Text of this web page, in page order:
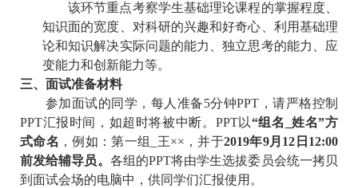
该环节重点考察学生基础理论课程的掌握程度、
知识面的宽度、对科研的兴趣和好奇心、利用基础理
论和知识解决实际问题的能力、独立思考的能力、应
变能力和创新能力等。
三、面试准备材料
参加面试的同学，每人准备5分钟PPT，请严格控制
PPT汇报时间，如超时将被中断。 PPT以“组名_姓名”方
式命名 ，例如：第一组_王×× ，并于2019年9月 12 日 12:00
前发给辅导员。 各组的PPT将由学生选拔委员会统一拷贝
到面试会场的电脑中 ，供同学们汇报使用 。